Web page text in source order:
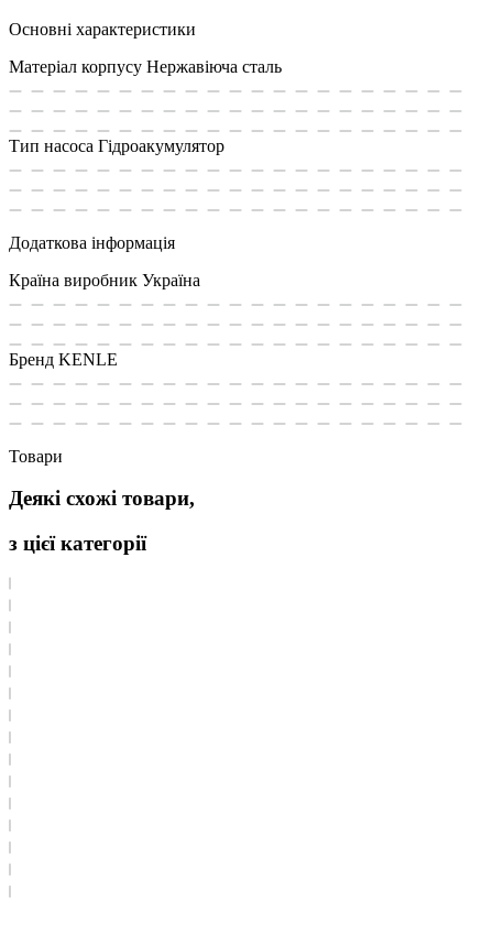
Основні характеристики
Матеріал корпусу Нержавіюча сталь
Тип насоса Гідроакумулятор
Додаткова інформація
Країна виробник Україна
Бренд KENLE
Товари
Деякі схожі товари,
з цієї категорії